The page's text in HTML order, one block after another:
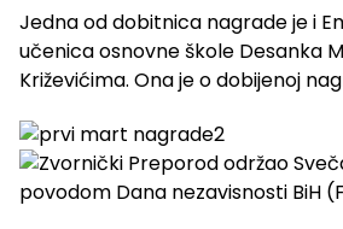
Jedna od dobitnica nagrade je i
učenica osnovne škole Desanka
Križevićima. Ona je o dobijenoj